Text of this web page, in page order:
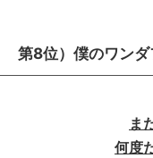
第8位）僕のワン
ま
何度